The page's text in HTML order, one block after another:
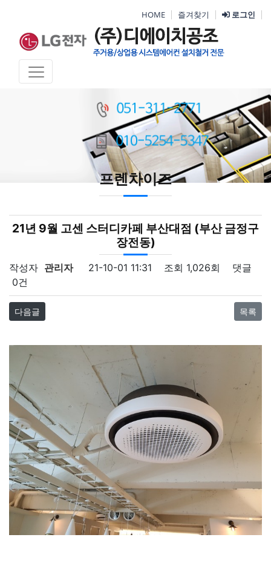
HOME 즐겨찾기 로그인
프렌차이즈
21년 9월 고센 스터디카페 부산대점 (부산 금정구
장전동)
작성자 관리자 21-10-01 11:31 조회 1,026회
댓글
0건
다음글 목록